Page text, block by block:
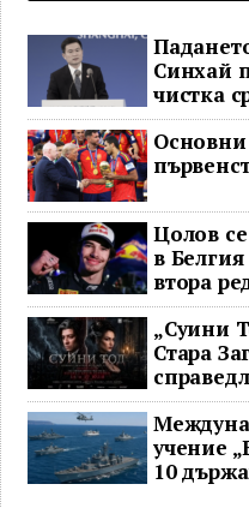
Синхай
чистка
Китай
Основни
Цолов
в
втора
„Суини
Стара
учение
10